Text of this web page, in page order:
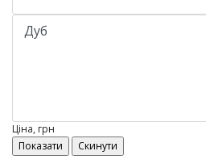
Ціна, грн